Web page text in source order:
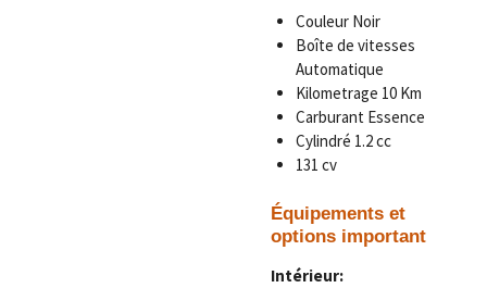
Couleur Noir
Boîte de vitesses
Automatique
Kilometrage 10 Km
Carburant Essence
Cylindré 1.2 cc
131 cv
Équipements et
options important
Intérieur: